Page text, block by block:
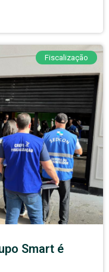
Fiscalização
Smart é